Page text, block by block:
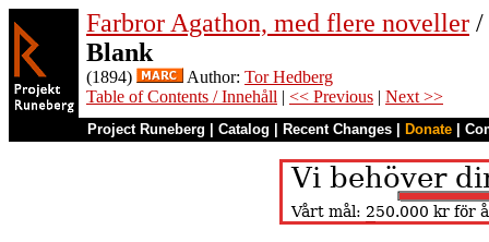
Farbror Agathon, med flere noveller /
Blank
(1894) Author: Tor Hedberg
Table of Contents / Innehåll | << Previous | Next >>
Project Runeberg Catalog Recent Changes Donate